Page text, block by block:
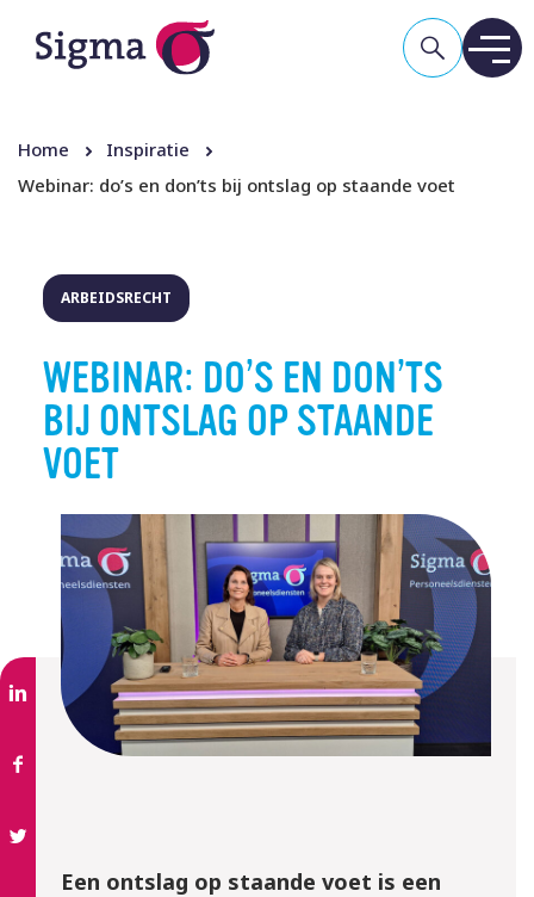
Home
Inspiratie
Webinar: do’s en don’ts bij ontslag op staande voet
ARBEIDSRECHT
WEBINAR: DO’S EN DON’TS
BIJ ONTSLAG OP STAANDE
VOET
Een ontslag op staande voet is een